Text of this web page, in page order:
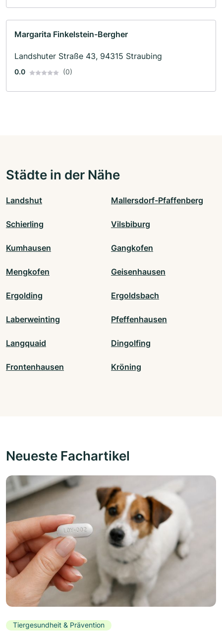
Margarita Finkelstein-Bergher
Landshuter Straße 43, 94315 Straubing
0.0 (0)
Städte in der Nähe
Landshut Mallersdorf-Pfaffenberg
Schierling Vilsbiburg
Kumhausen Gangkofen
Mengkofen Geisenhausen
Ergolding Ergoldsbach
Laberweinting Pfeffenhausen
Langquaid Dingolfing
Frontenhausen Kröning
Neueste Fachartikel
Tiergesundheit & Prävention